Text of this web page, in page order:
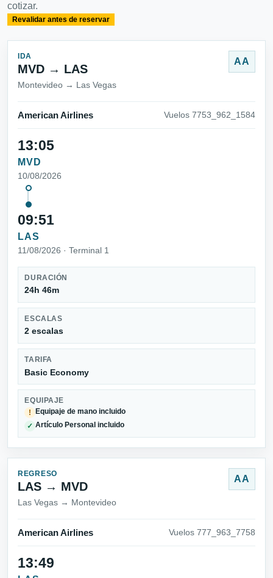
cotizar.
Revalidar antes de reservar
IDA
MVD → LAS
Montevideo → Las Vegas
AA
American Airlines Vuelos 7753_962_1584
13:05
MVD
10/08/2026
09:51
LAS
11/08/2026 · Terminal 1
DURACIÓN
24h 46m
ESCALAS
2 escalas
TARIFA
Basic Economy
EQUIPAJE
!
Equipaje de mano incluido
✓ Artículo Personal incluido
REGRESO
LAS → MVD
Las Vegas → Montevideo
AA
American Airlines Vuelos 777_963_7758
13:49